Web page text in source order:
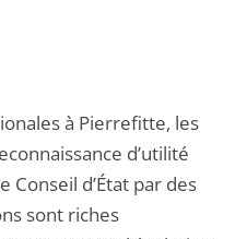
à Pierrefitte, les
d’utilité
Conseil d’État par des
sont riches